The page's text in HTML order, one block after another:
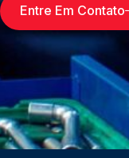
Entre Em Contato